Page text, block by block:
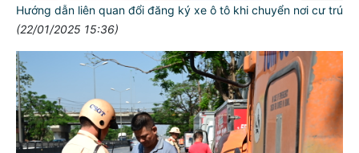
Hướng dẫn liên quan đổi đăng ký xe ô tô khi chuyển nơi cư trú
(22/01/2025 15:36)